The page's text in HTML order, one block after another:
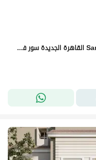
فيلا للبيع في مرحلة Butterfly كمبوند Sarai القاهرة الجديدة سور في سور مع مدينتي | موقع مميز | كمبوند متكامل | خصوصية ورفاهية وفرصة سكن واستثمار